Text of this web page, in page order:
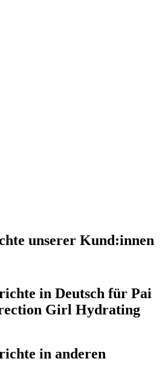
unserer Kund:innen
in Deutsch für Pai
Girl Hydrating
in anderen